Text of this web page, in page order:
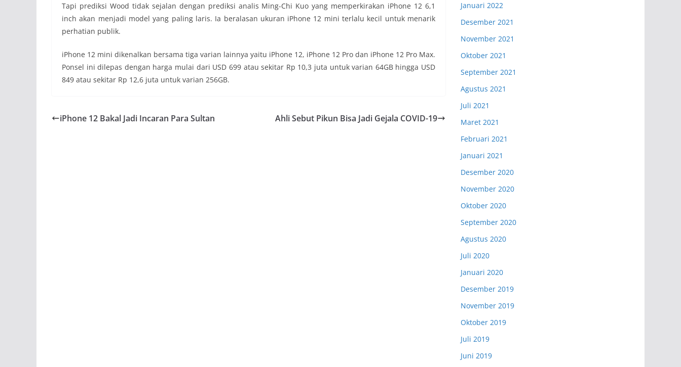
Tapi prediksi Wood tidak sejalan dengan prediksi analis Ming-Chi Kuo yang memperkirakan iPhone 12 6,1
inch akan menjadi model yang paling laris. Ia beralasan ukuran iPhone 12 mini terlalu kecil untuk menarik
perhatian publik.
iPhone 12 mini dikenalkan bersama tiga varian lainnya yaitu iPhone 12, iPhone 12 Pro dan iPhone 12 Pro Max.
Ponsel ini dilepas dengan harga mulai dari USD 699 atau sekitar Rp 10,3 juta untuk varian 64GB hingga USD
849 atau sekitar Rp 12,6 juta untuk varian 256GB.
iPhone 12 Bakal Jadi Incaran Para Sultan Ahli Sebut Pikun Bisa Jadi Gejala COVID-19
Januari 2022
Desember 2021
November 2021
Oktober 2021
September 2021
Agustus 2021
Juli 2021
Maret 2021
Februari 2021
Januari 2021
Desember 2020
November 2020
Oktober 2020
September 2020
Agustus 2020
Juli 2020
Januari 2020
Desember 2019
November 2019
Oktober 2019
Juli 2019
Juni 2019